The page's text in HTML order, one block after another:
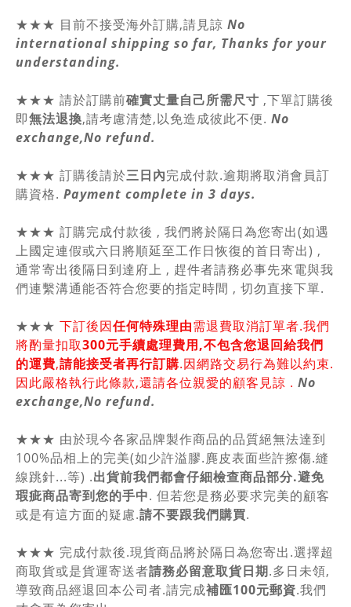
★★★ 目前不接受海外訂購,請見諒 No
international shipping so far, Thanks for your
understanding.
★★★ 請於訂購前確實丈量自己所需尺寸 ,下單訂購後
即無法退換,請考慮清楚,以免造成彼此不便. No
exchange,No refund.
★★★ 訂購後請於三日內完成付款.逾期將取消會員訂
購資格. Payment complete in 3 days.
★★★ 訂購完成付款後 , 我們將於隔日為您寄出(如遇
上國定連假或六日將順延至工作日恢復的首日寄出) ,
通常寄出後隔日到達府上 , 趕件者請務必事先來電與我
們連繫溝通能否符合您要的指定時間 , 切勿直接下單.
★★★ 下訂後因任何特殊理由需退費取消訂單者.我們
將酌量扣取300元手續處理費用,不包含您退回給我們
的運費,請能接受者再行訂購.因網路交易行為難以約束.
因此嚴格執行此條款,還請各位親愛的顧客見諒 . No
exchange,No refund.
★★★ 由於現今各家品牌製作商品的品質絕無法達到
100%品相上的完美(如少許溢膠.麂皮表面些許擦傷.縫
線跳針...等) .出貨前我們都會仔細檢查商品部分.避免
瑕疵商品寄到您的手中. 但若您是務必要求完美的顧客
或是有這方面的疑慮.請不要跟我們購買.
★★★ 完成付款後.現貨商品將於隔日為您寄出.選擇超
商取貨或是貨運寄送者請務必留意取貨日期.多日未領,
導致商品經退回本公司者.請完成補匯100元郵資.我們